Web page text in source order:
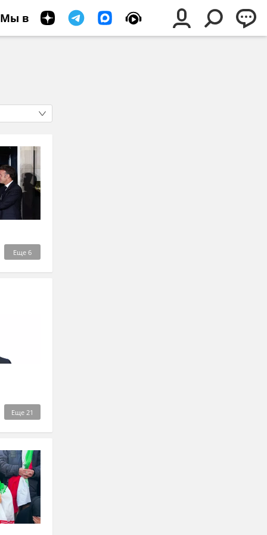
Мы в
Еще 6
Еще 21